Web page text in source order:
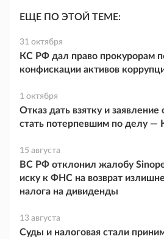
ЕЩЕ ПО ЭТОЙ ТЕМЕ:
31 октября
КС РФ дал право прокурорам
конфискации активов
1 октября
Отказ дать взятку и
стать потерпевшим по делу —
15 августа
ВС РФ отклонил жалобу
иску к ФНС на возврат
налога на дивиденды
13 августа
Суды и налоговая стали